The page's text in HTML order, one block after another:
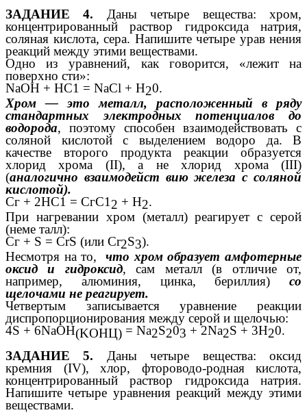
ЗАДАНИЕ 4. Даны четыре вещества: хром,
концентрированный раствор гидроксида натрия,
соляная кислота, сера. Напишите четыре урав нения
реакций между этими веществами.
Одно из уравнений, как говорится, «лежит на
поверхно сти»:
NaOH + НС1 = NaCl + Н20.
Хром — это металл, расположенный в ряду
стандартных электродных потенциалов до
водорода, поэтому способен взаимодействовать с
соляной кислотой с выделением водоро да. В
качестве второго продукта реакции образуется
хлорид хрома (II), а не хлорид хрома (III)
(аналогично взаимодейст вию железа с соляной
кислотой).
Сг + 2НС1 = СгС12 + Н2.
При нагревании хром (металл) реагирует с серой
(неме талл):
Сг + S = CrS (или Cr2S3).
Несмотря на то,что хром образует амфотерные
оксид и гидроксид, сам металл (в отличие от,
например, алюминия, цинка, бериллия) со
щелочами не реагирует.
Четвертым записывается уравнение реакции
диспропорционирования между серой и щелочью:
4S + 6NaOH(KOHЦ) = Na2S203 + 2Na2S + 3H20.
ЗАДАНИЕ 5. Даны четыре вещества: оксид
кремния (IV), хлор, фтороводо-родная кислота,
концентрированный раствор гидроксида натрия.
Напишите четыре уравнения реакций между этими
веществами.